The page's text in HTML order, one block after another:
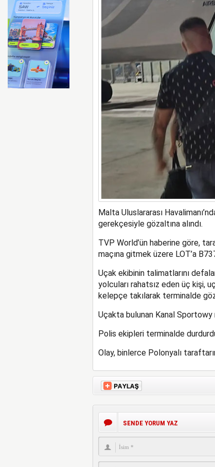
Emirates ile Arsenal
Malta Uluslararası
gerekçesiyle gözaltına alındı.
TVP World’ün haberine göre,
maçına gitmek üzere LOT’a
Uçak ekibinin talimatlarını
yolcuları rahatsız eden üç kişi,
kelepçe takılarak terminalde
Uçakta bulunan Kanal Sportowy
Polis ekipleri terminalde
Olay, binlerce Polonyalı
SENDE YORUM YAZ